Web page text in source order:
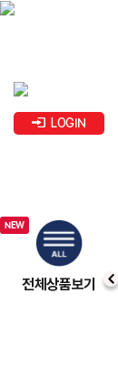
LOGIN
전체상품보기